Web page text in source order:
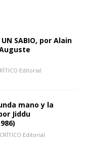
UN SABIO, por Alain
Editorial
mano y la
Jiddu
Editorial